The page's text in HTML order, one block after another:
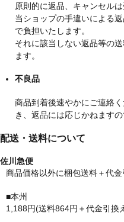
原則的に返品、キャンセル
当ショップの手違いによる
で負担いたします。
それに該当しない返品等の
ます。
不良品
商品到着後速やかにご連絡
き、返品には応じかねますの
配送・送料について
佐川急便
商品価格以外に梱包送料＋代
■本州
1,188円(送料864円＋代金引換